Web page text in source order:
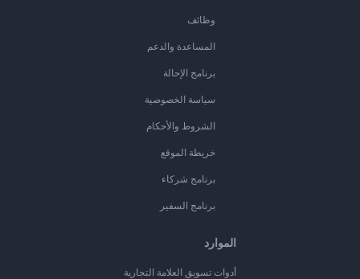
وظائف
المساعدة والدعم
برنامج الإحالة
سياسة الخصوصية
الشروط والأحكام
خريطة الموقع
برنامج شركاء
برنامج السفير
الموارد
أدوات تسويق العلامة التجارية